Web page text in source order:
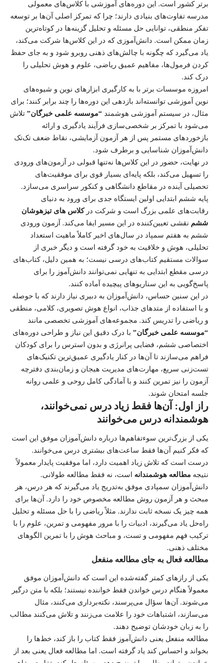
برتر کشور است. این دوره‌های آموزشی با کلاس‌های معمولی
مدرسه تفاوت‌های بنیادی دارند؛ چرا که تمرکز اصلی آن‌ها بر توسعه
تفکر منطقی، توانایی حل مسئله و تحلیل گزینه‌ها در کوتاه‌ترین
زمان ممکن است. دانش‌آموزی که در این کلاس‌ها شرکت می‌کند،
یاد می‌گیرد که چگونه با چالش‌های ذهنی روبرو شود و به جای حفظ
کردن فرمول‌ها، مفاهیم عمیق ریاضی، علوم و هوش تحلیلی را
درک کند.
امروزه موسسات برتر با به کارگیری ابزارهای نوین و شیوه‌های
نوین آموزشی توانسته‌اند بازدهی این دوره‌ها را چند برابر کنند؛ برای
مثال، در سیستم آموزشی هوشمند “موسسه علمی خبرگان” تلاش
می‌شود با تمرکز بر شخصی‌سازی فرآیند یادگیری و ارائه
بازخوردهای مستمر پس از هر آزمون آزمایشی، نقاط ضعف تک‌تک
دانش‌آموزان شناسایی و برطرف شود.
در نهایت، حضور در این کلاس‌ها نه‌تنها قبولی در آزمون‌های ورودی
را تسهیل می‌کند، بلکه پایه‌ای بسیار قوی برای موفقیت‌های
تحصیلی آینده در مقاطع دانشگاهی و کنکور سراسری می‌سازد.
پایه ششم ابتدایی اولین ایستگاه جدی برای ورود به دنیای
رقابت‌های علمی بزرگ است و شرکت درکلاس های تیزهوشان
ششم نقشی تعیین‌کننده در این مسیر ایفا می‌کند. آزمون ورودی
ششم به هفتم سمپاد در سال‌های اخیر کاملاً ماهیت استعداد
تحلیلی، هوش و خلاقیت به خود گرفته است و دیگر خبری از
سوالات مستقیم کتاب‌های درسی نیست؛ به همین دلیل، کتاب‌های
درسی مقطع ابتدایی به تنهایی نمی‌توانند دانش‌آموز را برای
پاسخ‌گویی به این سناریوهای پیچیده آماده کنند.
در این سنین حساس، دانش‌آموزان به دبیری نیاز دارند که با حوصله
و با استفاده از متدهای جذاب، انواع هوش تصویری، کلامی، منطقی
و ریاضی را تدریس کند. مجموعه‌های آموزشی تخصصی مانند
“موسسه علمی خبرگان” با درک دقیق این نیاز و طراحی دوره‌های
اختصاصی ششم، فضایی پرانرژی و بدون استرس را برای کودکان
فراهم می‌سازند تا آن‌ها در کنار یادگیری عمیق‌ترین تکنیک‌های
تست‌زنی سریع، مهارت‌های مدیریت هیجان و زمان‌بندی دفترچه
آزمون را نیز تمرین کنند و با آمادگی کامل روحی و علمی روانه
جلسه امتحان شوند.
راز اول: آن‌ها فقط زیاد درس نمی‌خوانند،
هوشمندانه درس می‌خوانند
یکی از بزرگ‌ترین سوءتفاهم‌ها درباره دانش‌آموزان موفق این است
که فکر کنیم آن‌ها فقط ساعت‌های بیشتری درس می‌خوانند.
درست است که تلاش زیاد اهمیت دارد، اما موفقیت پایدار معمولاً
نتیجه مطالعه هوشمندانه است، نه فقط مطالعه طولانی.
دانش‌آموزان سمپادی موفق به‌تدریج یاد می‌گیرند که هر درس، هر
مبحث و هر آزمون روش مطالعه مخصوص خود را دارد. آن‌ها برای
همه چیز یک نسخه ثابت ندارند. مثلاً ریاضی را با حل مسئله و تحلیل
راه‌حل یاد می‌گیرند، ادبیات را با مرور مفهومی و تمرین، علوم را با
ترکیب فهم مفهومی و تست، و مباحث هوش را با تمرین الگوهای
مختلف ذهنی.
مطالعه فعال به جای مطالعه منفعل
یکی از رازهای کمتر گفته‌شده این است که دانش‌آموزان موفق
معمولاً هنگام درس خواندن فقط خواننده نیستند؛ بلکه با متن درگیر
می‌شوند. آن‌ها سؤال می‌پرسند، نکته‌برداری می‌کنند، مثال
می‌سازند، اشتباهات خود را علامت می‌زنند و تلاش می‌کنند مطالب
را به زبان خودشان توضیح دهند.
مطالعه منفعل یعنی دانش‌آموز فقط کتاب را باز کند، خط‌ها را
بخواند و احساس کند یاد گرفته است. اما مطالعه فعال یعنی بعد از